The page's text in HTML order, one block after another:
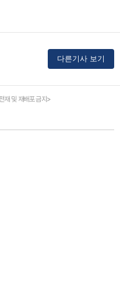
다른기사 보기
재 및 재배포 금지>